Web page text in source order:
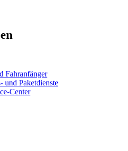
Fahranfänger
und Paketdienste
Center